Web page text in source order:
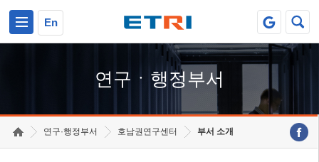
En
연구ㆍ행정부서
연구·행정부서 호남권연구센터 부서 소개